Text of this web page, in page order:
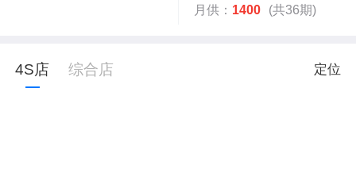
月供： 1400 (共36期)
4S店 综合店 定位